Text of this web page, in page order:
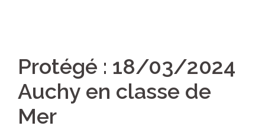
Protégé : 18/03/2024
Auchy en classe de
Mer